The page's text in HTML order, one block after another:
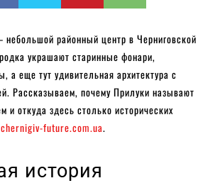
районный центр в Черниговской
украшают старинные фонари,
а еще тут удивительная архитектура с
Рассказываем, почему Прилуки называют
и откуда здесь столько исторических
chernigiv-future.com.ua.
история